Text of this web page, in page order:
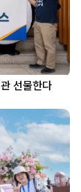
선물한다